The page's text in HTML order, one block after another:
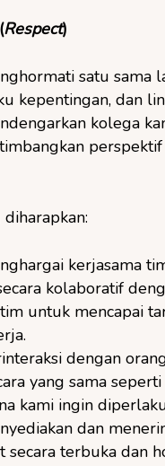
Respect)
satu sama
kepentingan, dan
kolega
kerjasama
kolaboratif
untuk mencapai
dengan
yang sama seperti
kami ingin
dan
secara terbuka dan